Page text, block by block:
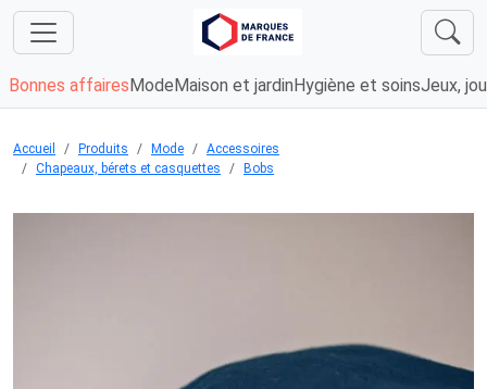
Bonnes affaires Mode Maison et jardin Hygiène et soinsJeux,
Accueil Produits Mode
Accessoires
Chapeaux, bérets et casquettes
Bobs